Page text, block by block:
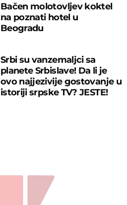
Bačen molotovljev koktel
na poznati hotel u
Beogradu
Srbi su vanzemaljci sa
planete Srbislave! Da li je
ovo najjezivije gostovanje u
istoriji srpske TV? JESTE!